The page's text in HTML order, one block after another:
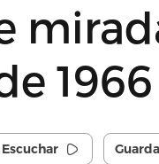
1966
Escuchar